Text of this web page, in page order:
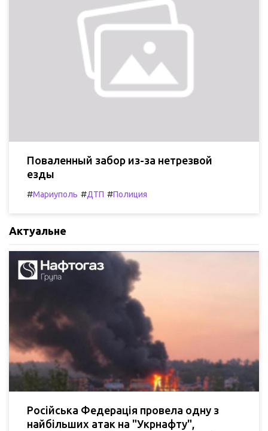
Поваленный забор из-за нетрезвой
езды
#Мариуполь #ДТП #Полиция
Актуальне
Російська Федерація провела одну з
найбільших атак на "Укрнафту",